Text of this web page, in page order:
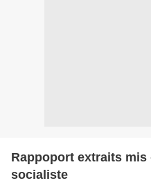
Rappoport extraits
socialiste